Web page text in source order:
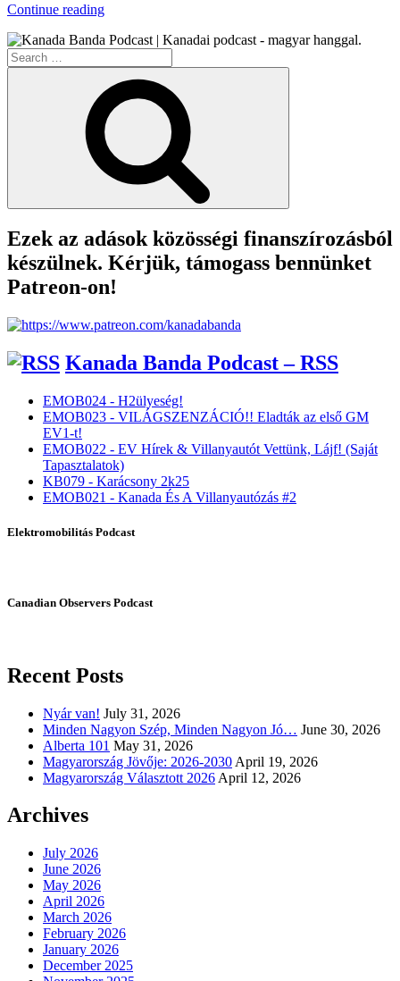
Continue reading“Nyunyológia*”
Search
for:
Ezek az adások közösségi finanszírozásból
készülnek. Kérjük, támogass bennünket
Patreon-on!
Kanada Banda Podcast – RSS
EMOB024 - H2ülyeség!
EMOB023 - VILÁGSZENZÁCIÓ!! Eladták az első GM
EV1-t!
EMOB022 - EV Hírek & Villanyautót Vettünk, Lájf! (Saját
Tapasztalatok)
KB079 - Karácsony 2k25
EMOB021 - Kanada És A Villanyautózás #2
Elektromobilitás Podcast
Canadian Observers Podcast
Recent Posts
Nyár van! July 31, 2026
Minden Nagyon Szép, Minden Nagyon Jó… June 30, 2026
Alberta 101 May 31, 2026
Magyarország Jövője: 2026-2030 April 19, 2026
Magyarország Választott 2026 April 12, 2026
Archives
July 2026
June 2026
May 2026
April 2026
March 2026
February 2026
January 2026
December 2025